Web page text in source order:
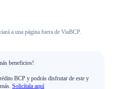
a una página fuera de ViaBCP.
beneficios!
BCP y podrás disfrutar de este y
Solicítala aquí